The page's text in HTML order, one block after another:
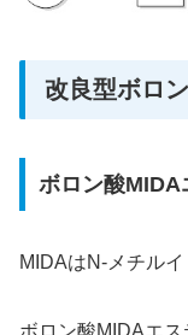
改良型ボロ
ボロン酸MIDA
MIDAはN-メチル
ボロン酸MIDAエ